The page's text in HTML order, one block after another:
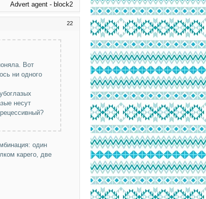
Advert agent - block2
22
Вот
ни одного
несут
один
карего, две